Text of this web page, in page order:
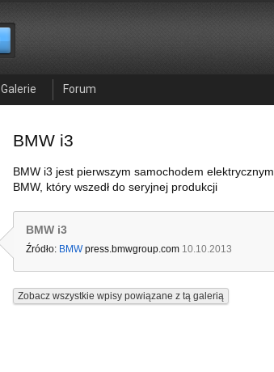
Galerie Forum
BMW i3
BMW i3 jest pierwszym samochodem elektrycznym
BMW, który wszedł do seryjnej produkcji
BMW i3
Źródło: BMW press.bmwgroup.com 10.10.2013
Zobacz wszystkie wpisy powiązane z tą galerią